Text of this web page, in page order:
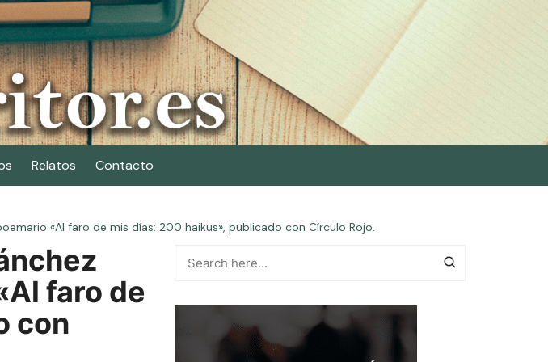
Relatos Contacto
«Al faro de mis días: 200 haikus», publicado con Círculo Rojo.
faro de
con